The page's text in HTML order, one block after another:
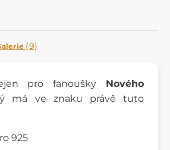
(9)
pro fanoušky Nového
má ve znaku právě tuto
925